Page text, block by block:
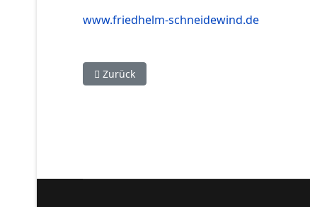
www.friedhelm-schneidewind.de
Vorheriger Beitrag: Zehn gewinnt! -
Zurück